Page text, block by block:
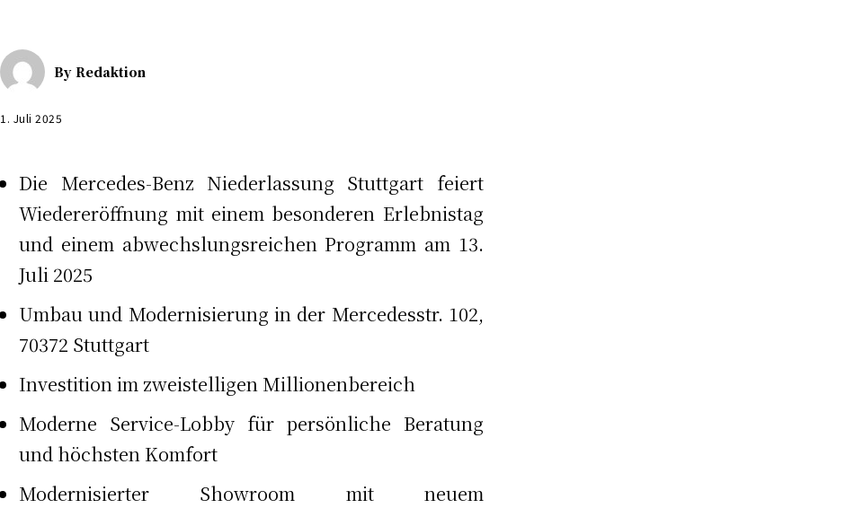
By Redaktion
1. Juli 2025
Die Mercedes-Benz Niederlassung Stuttgart feiert
Wiedereröffnung mit einem besonderen Erlebnistag
und einem abwechslungsreichen Programm am 13.
Juli 2025
Umbau und Modernisierung in der Mercedesstr. 102,
70372 Stuttgart
Investition im zweistelligen Millionenbereich
Moderne Service-Lobby für persönliche Beratung
und höchsten Komfort
Modernisierter Showroom mit neuem